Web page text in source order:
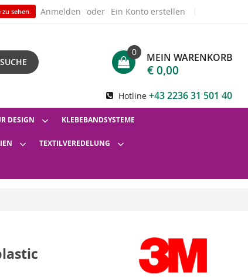
sehen. Anmelden Ein Konto erstellen
SUCHE MEIN WARENKORB
0
€ 0,00
Hotline +43 2236 31 501 40
DESIGN KLEBEBANDSYSTEME
TEXTILVEREDELUNG